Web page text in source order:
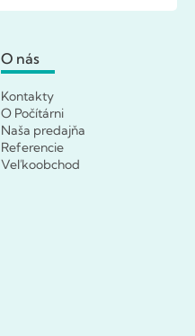
O nás
Kontakty
O Počítárni
Naša predajňa
Referencie
Veľkoobchod